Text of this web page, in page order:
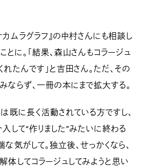
ムラグラフ』の中村さんにも相談し
とに。「結果、森山さんもコラージュ
たんです」と吉田さん。ただ、その
ならず、一冊の本にまで拡大する。
既に長く活動されている方ですし、
して“作りました”みたいに終わる
気がして。独立後、せっかくなら、
体してコラージュしてみようと思い